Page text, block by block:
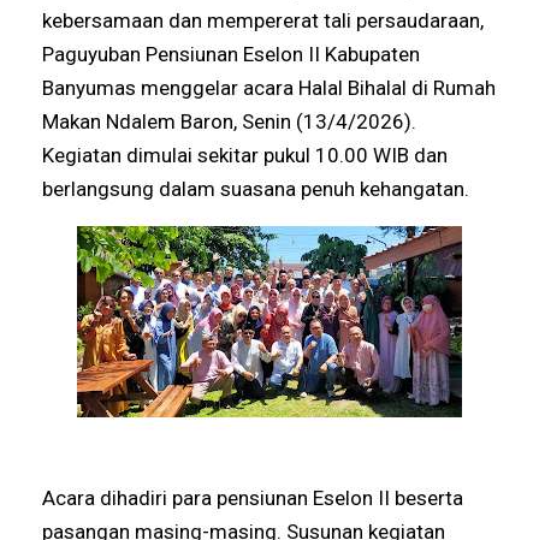
kebersamaan dan mempererat tali persaudaraan,
Paguyuban Pensiunan Eselon II Kabupaten
Banyumas menggelar acara Halal Bihalal di Rumah
Makan Ndalem Baron, Senin (13/4/2026).
Kegiatan dimulai sekitar pukul 10.00 WIB dan
berlangsung dalam suasana penuh kehangatan.
Acara dihadiri para pensiunan Eselon II beserta
pasangan masing-masing. Susunan kegiatan